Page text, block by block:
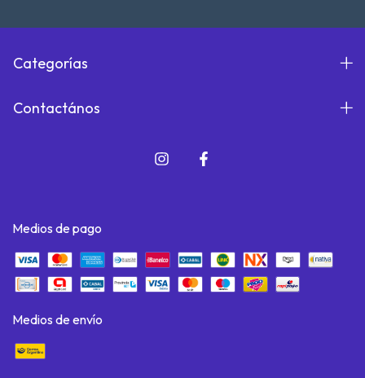
Categorías
Contactános
Medios de pago
Medios de envío